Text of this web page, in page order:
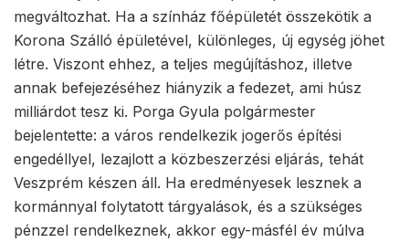
megváltozhat. Ha a színház főépületét összekötik a
Korona Szálló épületével, különleges, új egység jöhet
létre. Viszont ehhez, a teljes megújításhoz, illetve
annak befejezéséhez hiányzik a fedezet, ami húsz
milliárdot tesz ki. Porga Gyula polgármester
bejelentette: a város rendelkezik jogerős építési
engedéllyel, lezajlott a közbeszerzési eljárás, tehát
Veszprém készen áll. Ha eredményesek lesznek a
kormánnyal folytatott tárgyalások, és a szükséges
pénzzel rendelkeznek, akkor egy-másfél év múlva